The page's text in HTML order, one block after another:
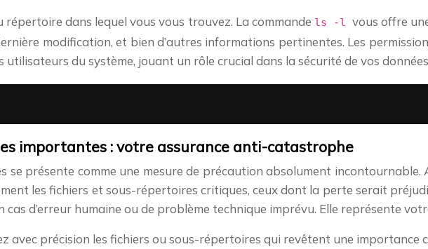
répertoire dans lequel vous vous trouvez. La commande ls -lvous offre
modification, et bien d’autres informations pertinentes. Les
du système, jouant un rôle crucial dans la sécurité de vos
importantes : votre assurance anti-catastrophe
présente comme une mesure de précaution absolument incontournable.
les fichiers et sous-répertoires critiques, ceux dont la perte serait
d’erreur humaine ou de problème technique imprévu. Elle représente
avec précision les fichiers ou sous-répertoires qui revêtent une importance